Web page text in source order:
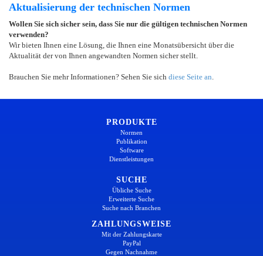
Aktualisierung der technischen Normen
Wollen Sie sich sicher sein, dass Sie nur die gültigen technischen Normen
verwenden?
Wir bieten Ihnen eine Lösung, die Ihnen eine Monatsübersicht über die
Aktualität der von Ihnen angewandten Normen sicher stellt.
Brauchen Sie mehr Informationen? Sehen Sie sich diese Seite an
PRODUKTE
Normen
Publikation
Software
Dienstleistungen
SUCHE
Übliche Suche
Erweiterte Suche
Suche nach Branchen
ZAHLUNGSWEISE
Mit der Zahlungskarte
PayPal
Gegen Nachnahme